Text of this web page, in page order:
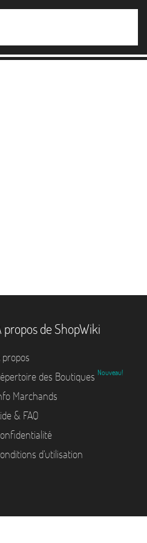
propos de ShopWiki
propos
des Boutiques Nouveau!
Marchands
& FAQ
d'utilisation